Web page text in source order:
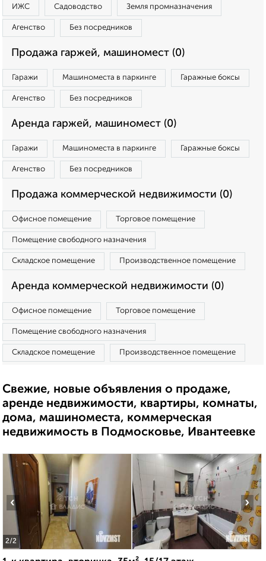
ИЖС Садоводство Земля промназначения
Агенство Без посредников
Продажа гаржей, машиномест (0)
Гаражи Машиноместа в паркинге Гаражные боксы
Агенство Без посредников
Аренда гаржей, машиномест (0)
Гаражи Машиноместа в паркинге Гаражные боксы
Агенство Без посредников
Продажа коммерческой недвижимости (0)
Офисное помещение Торговое помещение
Помещение свободного назначения
Складское помещение Производственное помещение
Аренда коммерческой недвижимости (0)
Офисное помещение Торговое помещение
Помещение свободного назначения
Складское помещение Производственное помещение
Свежие, новые объявления о продаже,
аренде недвижимости, квартиры, комнаты,
дома, машиноместа, коммерческая
недвижимость в Подмосковье, Ивантеевке
2/2
‹ ›